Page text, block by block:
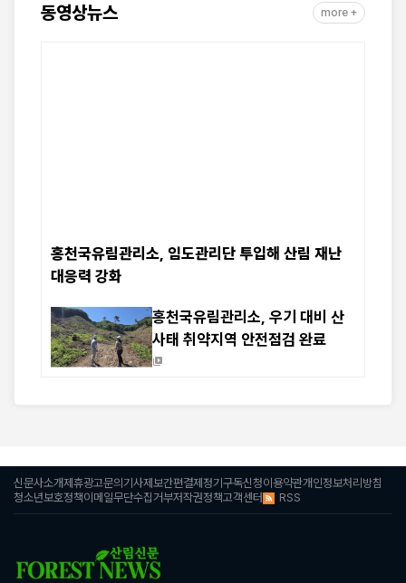
동영상뉴스 more +
홍천국유림관리소, 임도관리단 투입해 산림 재난
대응력 강화
홍천국유림관리소, 우기 대비 산
사태 취약지역 안전점검 완료
신문사소개제휴광고문의 기사제보간편결제 정기구독신청이용약관개인정보처리방침
청소년보호정책 이메일무단수집거부저작권정책고객센터 RSS